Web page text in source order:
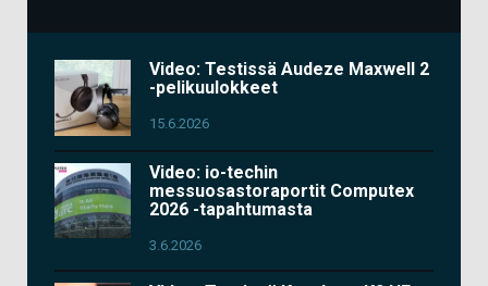
Video: Testissä Audeze Maxwell 2
-pelikuulokkeet
15.6.2026
Video: io-techin
messuosastoraportit Computex
2026 -tapahtumasta
3.6.2026